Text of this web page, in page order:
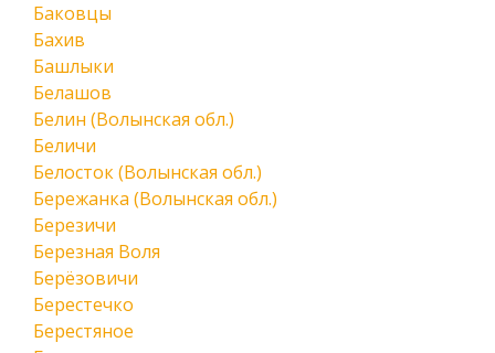
Баковцы
Бахив
Башлыки
Белашов
Белин (Волынская обл.)
Беличи
Белосток (Волынская обл.)
Бережанка (Волынская обл.)
Березичи
Березная Воля
Берёзовичи
Берестечко
Берестяное